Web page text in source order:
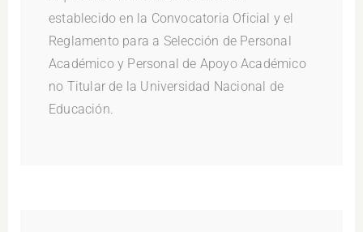
establecido en la Convocatoria Oficial y el
Reglamento para a Selección de Personal
Académico y Personal de Apoyo Académico
no Titular de la Universidad Nacional de
Educación.